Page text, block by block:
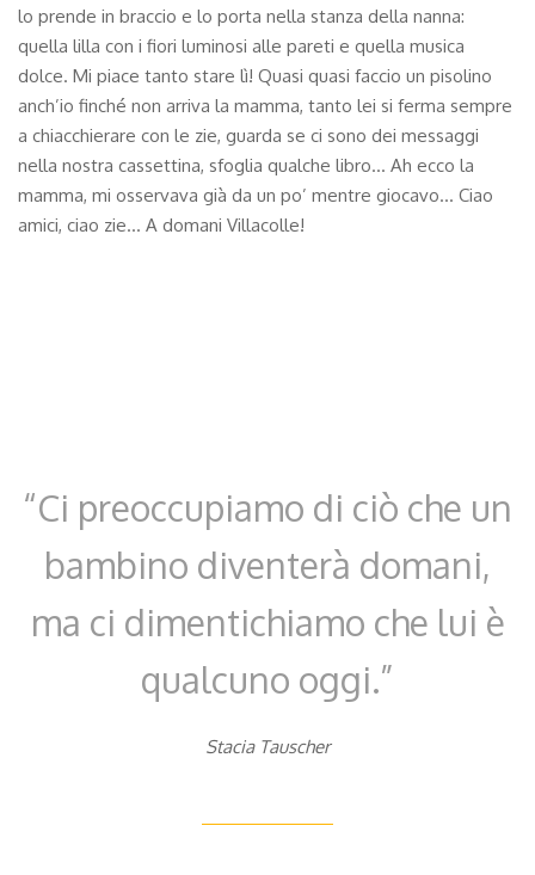
lo prende in braccio e lo porta nella stanza della nanna:
quella lilla con i fiori luminosi alle pareti e quella musica
dolce. Mi piace tanto stare lì! Quasi quasi faccio un pisolino
anch’io finché non arriva la mamma, tanto lei si ferma sempre
a chiacchierare con le zie, guarda se ci sono dei messaggi
nella nostra cassettina, sfoglia qualche libro… Ah ecco la
mamma, mi osservava già da un po’ mentre giocavo… Ciao
amici, ciao zie… A domani Villacolle!
“Ci preoccupiamo di ciò che un
bambino diventerà domani,
ma ci dimentichiamo che lui è
qualcuno oggi.”
Stacia Tauscher